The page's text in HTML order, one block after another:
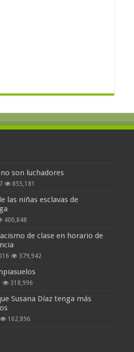
son luchadores
855,181
las niñas esclavas de
400,848
de clase en horario de
379,942
318,996
Susana Díaz tenga más
162,896